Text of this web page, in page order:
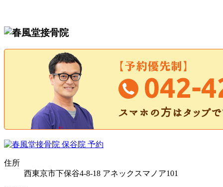
住所
西東京市下保谷4-8-18 アネックスマノア101